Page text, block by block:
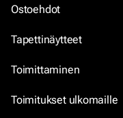
Ostoehdot
Tapettinäytteet
Toimittaminen
Toimitukset ulkomaille